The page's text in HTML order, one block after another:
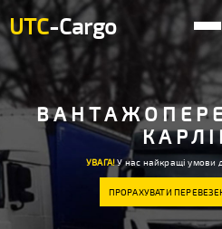
UTC-Cargo
УВАГА!У нас найкращі умови
ПРОРАХУВАТИ